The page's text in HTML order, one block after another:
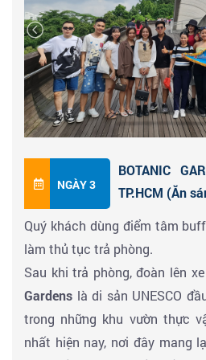
super trees dựng bằng khung
vật phong phú bên trong.
vọng về một thành phố
kính hấp thụ năng lượng mặt
hóa chất thải thành phố thành
vận hành Garden By The Bay.
Tham dự chương trình
Faster - Higher - Stronger -
Quý khách dùng buffet trưa
các món ăn hấp dẫn.
Sau bữa trưa xe và HDV đón
quanĐảo Sentosa,quý
khắc trọn vẹn tự do khám
thiên nhiên kỳ thú, khu vui
quan bến du thuyền tại đảo
NGÀY 3
BOTANIC
TP.HCM (Ăn
Quý khách dùng điểm tâm
làm thủ tục trả phòng.
Sau khi trả phòng, đoàn lên
Gardens là di sản UNESCO
trong những khu vườn thực
nhất hiện nay, nơi đây mang